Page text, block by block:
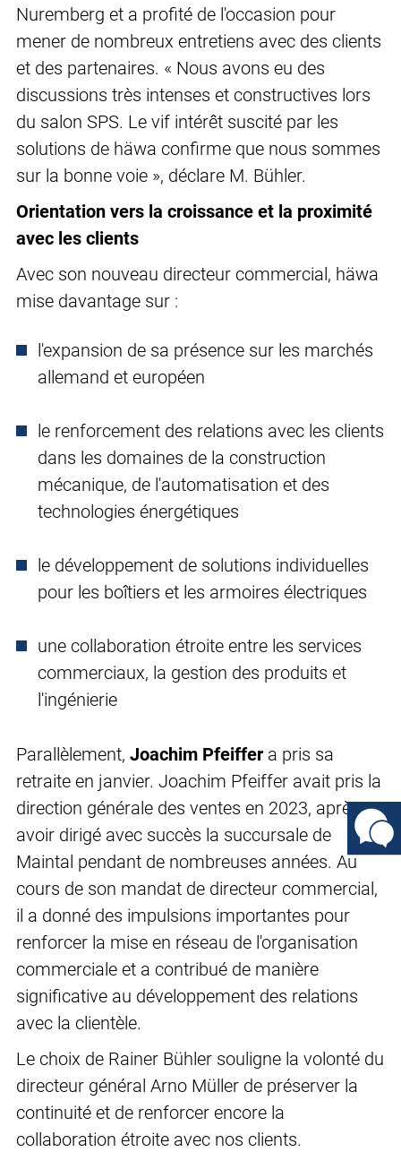
Nuremberg et a profité de l'occasion pour
mener de nombreux entretiens avec des clients
et des partenaires. « Nous avons eu des
discussions très intenses et constructives lors
du salon SPS. Le vif intérêt suscité par les
solutions de häwa confirme que nous sommes
sur la bonne voie », déclare M. Bühler.
Orientation vers la croissance et la proximité
avec les clients
Avec son nouveau directeur commercial, häwa
mise davantage sur :
l'expansion de sa présence sur les marchés
allemand et européen
le renforcement des relations avec les clients
dans les domaines de la construction
mécanique, de l'automatisation et des
technologies énergétiques
le développement de solutions individuelles
pour les boîtiers et les armoires électriques
une collaboration étroite entre les services
commerciaux, la gestion des produits et
l'ingénierie
Parallèlement, Joachim Pfeiffer a pris sa
retraite en janvier. Joachim Pfeiffer avait pris la
direction générale des ventes en 2023, après
avoir dirigé avec succès la succursale de
Maintal pendant de nombreuses années. Au
cours de son mandat de directeur commercial,
il a donné des impulsions importantes pour
renforcer la mise en réseau de l'organisation
commerciale et a contribué de manière
significative au développement des relations
avec la clientèle.
Le choix de Rainer Bühler souligne la volonté du
directeur général Arno Müller de préserver la
continuité et de renforcer encore la
collaboration étroite avec nos clients.